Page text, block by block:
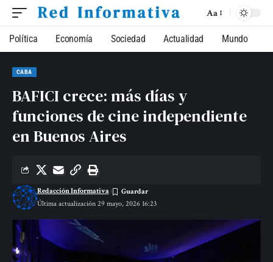
Aa
Política Economía Sociedad Actualidad Mundo
CABA
BAFICI crece: más días y
funciones de cine independiente
en Buenos Aires
Última actualización 29 mayo, 2026 16:23
Redacción Informativa